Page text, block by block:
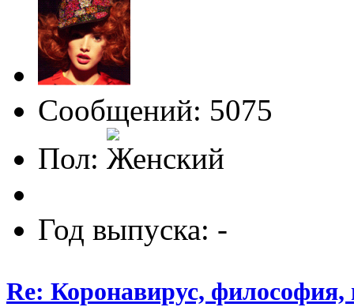
Сообщений: 5075
Пол:
Год выпуска: -
Re: Коронавирус, философия,